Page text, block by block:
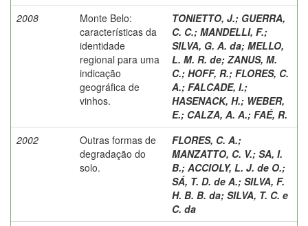
2008
Monte Belo:
características da
identidade
regional para uma
indicação
geográfica de
vinhos.
TONIETTO, J.; GUERRA,
C. C.; MANDELLI, F.;
SILVA, G. A. da; MELLO,
L. M. R. de; ZANUS, M.
C.; HOFF, R.; FLORES, C.
A.; FALCADE, I.;
HASENACK, H.; WEBER,
E.; CALZA, A. A.; FAÉ, R.
2002
Outras formas de
degradação do
solo.
FLORES, C. A.;
MANZATTO, C. V.; SA, I.
B.; ACCIOLY, L. J. de O.;
SÁ, T. D. de A.; SILVA, F.
H. B. B. da; SILVA, T. C. e
C. da